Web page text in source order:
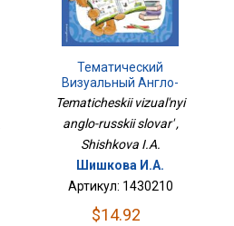
Тематический
Визуальный Англо-
Русский Словарь
Tematicheskii vizual'nyi
anglo-russkii slovar' ,
Shishkova I.A.
Шишкова И.А.
Артикул: 1430210
$14.92